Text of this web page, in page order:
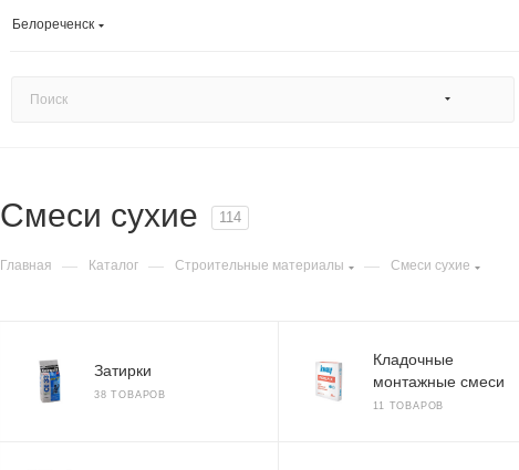
Белореченск
Смеси сухие 114
Главная — Каталог — Строительные материалы — Смеси сухие
Затирки
38 ТОВАРОВ
Кладочные
монтажные смеси
11 ТОВАРОВ